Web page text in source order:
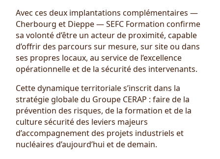
Avec ces deux implantations complémentaires —
Cherbourg et Dieppe — SEFC Formation confirme
sa volonté d’être un acteur de proximité, capable
d’offrir des parcours sur mesure, sur site ou dans
ses propres locaux, au service de l’excellence
opérationnelle et de la sécurité des intervenants.
Cette dynamique territoriale s’inscrit dans la
stratégie globale du Groupe CERAP : faire de la
prévention des risques, de la formation et de la
culture sécurité des leviers majeurs
d’accompagnement des projets industriels et
nucléaires d’aujourd’hui et de demain.